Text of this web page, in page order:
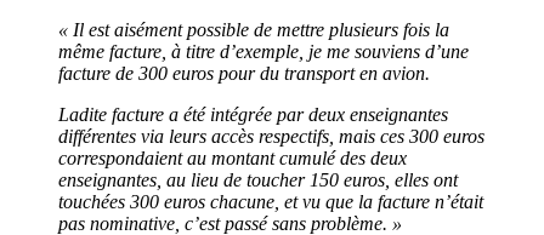
« Il est aisément possible de mettre plusieurs fois la
même facture, à titre d’exemple, je me souviens d’une
facture de 300 euros pour du transport en avion.
Ladite facture a été intégrée par deux enseignantes
différentes via leurs accès respectifs, mais ces 300 euros
correspondaient au montant cumulé des deux
enseignantes, au lieu de toucher 150 euros, elles ont
touchées 300 euros chacune, et vu que la facture n’était
pas nominative, c’est passé sans problème. »